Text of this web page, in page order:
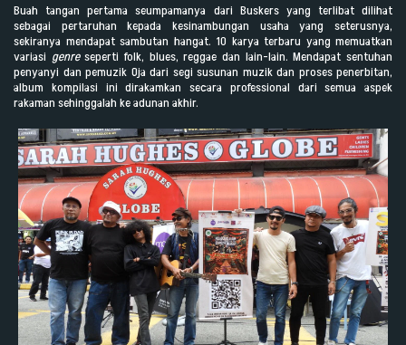
Buah tangan pertama seumpamanya dari Buskers yang terlibat dilihat
sebagai pertaruhan kepada kesinambungan usaha yang seterusnya,
sekiranya mendapat sambutan hangat. 10 karya terbaru yang memuatkan
variasi genreseperti folk, blues, reggae dan lain-lain. Mendapat sentuhan
penyanyi dan pemuzik Oja dari segi susunan muzik dan proses penerbitan,
album kompilasi ini dirakamkan secara professional dari semua aspek
rakaman sehinggalah ke adunan akhir.